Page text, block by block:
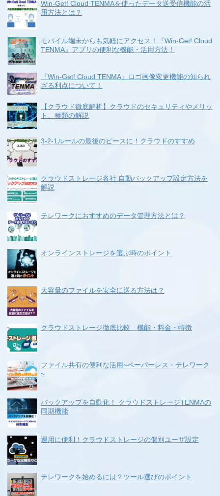
Win-Get! Cloud TENMAを使ったデータ送受信機能の活
用方法とは？
モバイル端末からも気軽にアクセス！『Win-Get! Cloud
TENMA』アプリの便利な機能・活用方法！
『Win-Get! Cloud TENMA』ロゴ画像変更機能の知られ
ざる利点について！
【クラウド徹底解析】クラウドのセキュリティやメリッ
ト、種類の解説
3-2-1ルールの最後のピースに！クラウドのすすめ
クラウドストレージ各社 自動バックアップ設定方法を
解説
テレワークにおすすめのデータ管理方法とは？
オンラインストレージを選ぶ時のポイント
大容量のファイルを安全に送る方法は？
クラウドストレージ徹底比較 機能・料金・特徴
ファイル共有の便利な活用~ペーパーレス・テレワーク
~
バックアップを自動化！ クラウドストレージTENMAの
同期機能
運用に便利！クラウドストレージの個別ユーザ設定
テレワークを始めるには？ツール選びのポイント